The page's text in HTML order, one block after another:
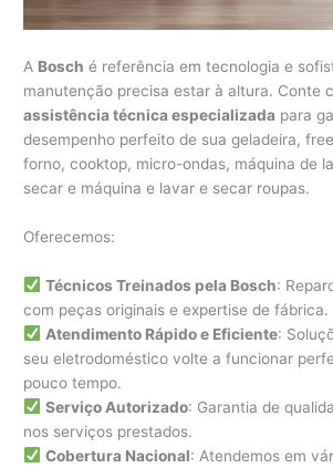
A Bosch é referência em tecnologia e
manutenção precisa estar à altura. Conte
assistência técnica especializada para
desempenho perfeito de sua geladeira,
forno, cooktop, micro-ondas, máquina de
secar e máquina e lavar e secar roupas.
Oferecemos:
Técnicos Treinados pela Bosch:
com peças originais e expertise de fábrica.
Atendimento Rápido e Eficiente:
seu eletrodoméstico volte a funcionar
pouco tempo.
Serviço Autorizado: Garantia de
nos serviços prestados.
Cobertura Nacional: Atendemos em